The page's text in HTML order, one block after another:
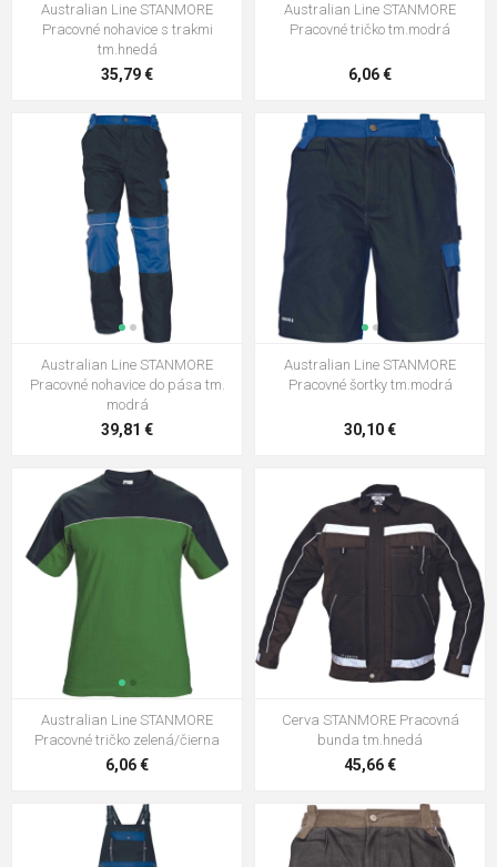
Australian Line STANMORE
Australian Line STANMORE
baseballová čiapka zelená/čierna
2,59 €
Australian Line STANMORE
Pracovné nohavice do pása
tm.hnedá
39,81 €
Australian Line STANMORE
Pracovné nohavice s trakmi
tm.hnedá
35,79 €
Australian Line STANMORE
Pracovné tričko tm.modrá
6,06 €
Australian Line STANMORE
Pracovné nohavice do pása tm.
modrá
39,81 €
Australian Line STANMORE
Pracovné šortky tm.modrá
30,10 €
Australian Line STANMORE
Pracovné tričko zelená/čierna
6,06 €
Cerva STANMORE Pracovná
bunda tm.hnedá
45,66 €